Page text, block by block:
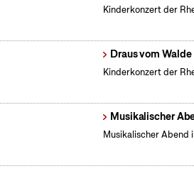
Kinderkonzert der
Draus vom Walde
Kinderkonzert der
Musikalischer
Musikalischer Abend